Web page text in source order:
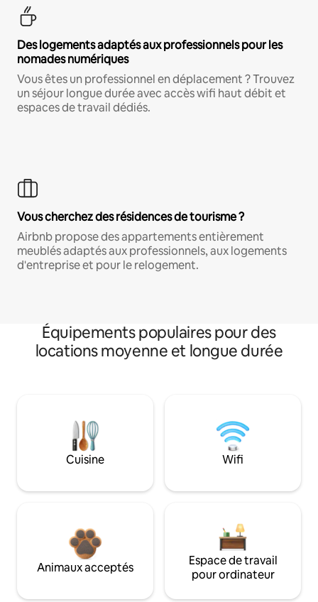
Des logements adaptés aux professionnels pour les
nomades numériques
Vous êtes un professionnel en déplacement ? Trouvez
un séjour longue durée avec accès wifi haut débit et
espaces de travail dédiés.
Vous cherchez des résidences de tourisme ?
Airbnb propose des appartements entièrement
meublés adaptés aux professionnels, aux logements
d'entreprise et pour le relogement.
Équipements populaires pour des
locations moyenne et longue durée
Cuisine Wifi
Animaux acceptés
Espace de travail
pour ordinateur